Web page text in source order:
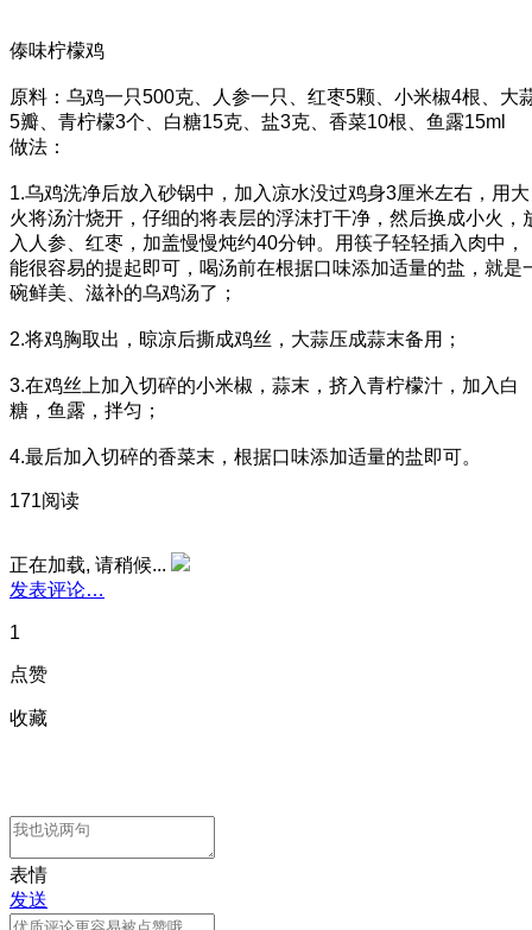
傣味柠檬鸡
原料：乌鸡一只500克、人参一只、红枣5颗、小米椒4根、大
5瓣、青柠檬3个、白糖15克、盐3克、香菜10根、鱼露15ml
做法：
1.乌鸡洗净后放入砂锅中，加入凉水没过鸡身3厘米左右，用大
火将汤汁烧开，仔细的将表层的浮沫打干净，然后换成小火，
入人参、红枣，加盖慢慢炖约40分钟。用筷子轻轻插入肉中，
能很容易的提起即可，喝汤前在根据口味添加适量的盐，就是
碗鲜美、滋补的乌鸡汤了；
2.将鸡胸取出，晾凉后撕成鸡丝，大蒜压成蒜末备用；
3.在鸡丝上加入切碎的小米椒，蒜末，挤入青柠檬汁，加入白
糖，鱼露，拌匀；
4.最后加入切碎的香菜末，根据口味添加适量的盐即可。
171阅读
正在加载, 请稍候...
发表评论…
1
点赞
收藏
表情
发送